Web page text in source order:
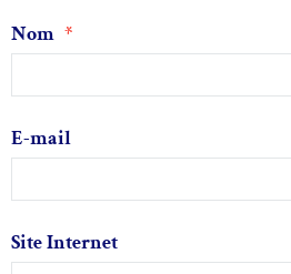
Nom
E-mail
Site Internet